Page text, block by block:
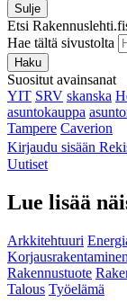
Sulje
Etsi
Hae tältä sivustolta
Haku
Suositut avainsanat
YIT SRV skanska
asuntokauppa
Tampere Caverion
Kirjaudu sisään
Uutiset
Lue lisää
Arkkitehtuuri
Korjausrakentaminen
Rakennustuote
Talous Työelämä